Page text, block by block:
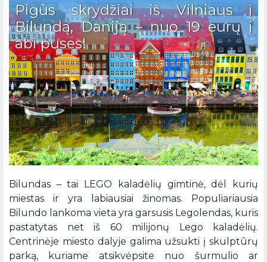
Pigūs skrydžiai iš Vilniaus į
Bilundą, Daniją – nuo 19 eurų į
abi puses!
Bilundas – tai LEGO kaladėlių gimtinė, dėl kurių
miestas ir yra labiausiai žinomas. Populiariausia
Bilundo lankoma vieta yra garsusis Legolendas, kuris
pastatytas net iš 60 milijonų Lego kaladėlių.
Centrinėje miesto dalyje galima užsukti į skulptūrų
parką, kuriame atsikvėpsite nuo šurmulio ar